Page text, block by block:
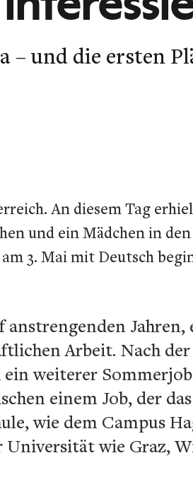
– und die ersten
An diesem Tag
und ein Mädchen in
3. Mai mit Deutsch
anstrengenden Jahren,
Arbeit. Nach
weiterer
einem Job, der
wie dem Campus
wie Graz,